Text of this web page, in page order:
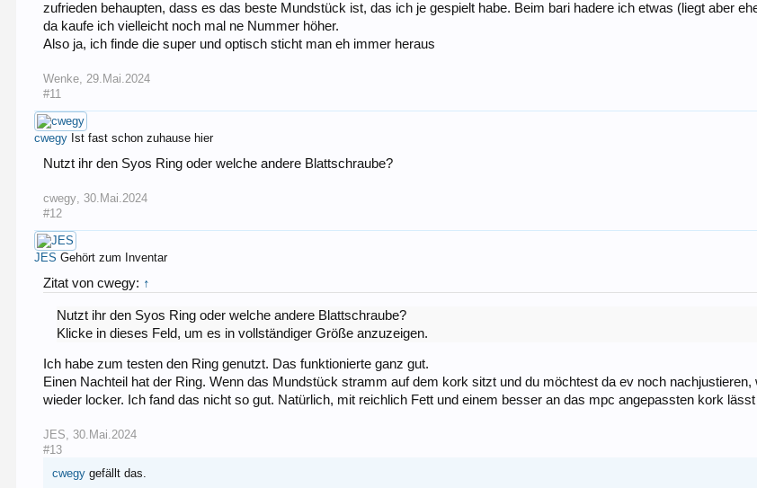
zufrieden behaupten, dass es das beste Mundstück ist, das ich je gespielt habe. Beim bari hadere ich etwas (liegt aber
da kaufe ich vielleicht noch mal ne Nummer höher.
Also ja, ich finde die super und optisch sticht man eh immer heraus
Wenke, 29.Mai.2024
#11
cwegy Ist fast schon zuhause hier
Nutzt ihr den Syos Ring oder welche andere Blattschraube?
cwegy, 30.Mai.2024
#12
JES Gehört zum Inventar
Zitat von cwegy: ↑
Nutzt ihr den Syos Ring oder welche andere Blattschraube?
Klicke in dieses Feld, um es in vollständiger Größe anzuzeigen.
Ich habe zum testen den Ring genutzt. Das funktionierte ganz gut.
Einen Nachteil hat der Ring. Wenn das Mundstück stramm auf dem kork sitzt und du möchtest da ev noch
wieder locker. Ich fand das nicht so gut. Natürlich, mit reichlich Fett und einem besser an das mpc angepassten kork
JES, 30.Mai.2024
#13
cwegy gefällt das.